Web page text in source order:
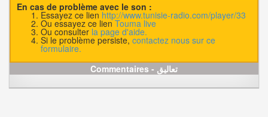
En cas de problème avec le son :
Essayez ce lien http://www.tunisie-radio.com/player/33
Ou essayez ce lien Touma live
Ou consulter la page d'aide.
Si le problème persiste, contactez nous sur ce
formulaire.
Commentaires - تعاليق